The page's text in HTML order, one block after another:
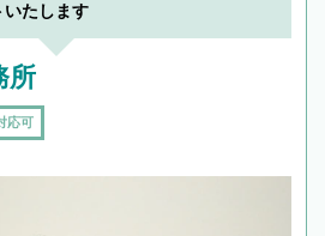
いたします
所
応可